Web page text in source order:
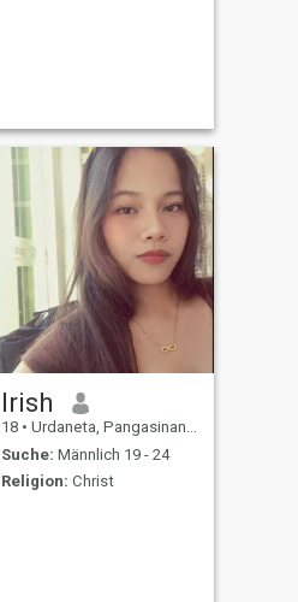
Irish
18 • Urdaneta, Pangasinan, Philippinen
Suche: Männlich 19 - 24
Religion: Christ